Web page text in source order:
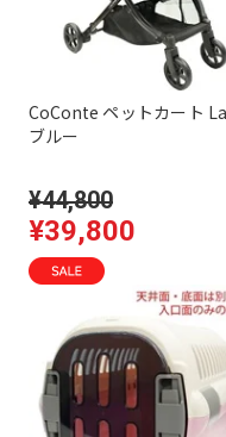
CoConte ペットカート
ブルー
¥44,800
¥39,800